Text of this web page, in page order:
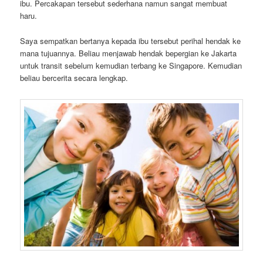
ibu. Percakapan tersebut sederhana namun sangat membuat
haru.
Saya sempatkan bertanya kepada ibu tersebut perihal hendak ke
mana tujuannya. Beliau menjawab hendak bepergian ke Jakarta
untuk transit sebelum kemudian terbang ke Singapore. Kemudian
beliau bercerita secara lengkap.